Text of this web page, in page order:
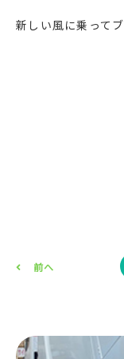
お
新しい風に乗って
前へ